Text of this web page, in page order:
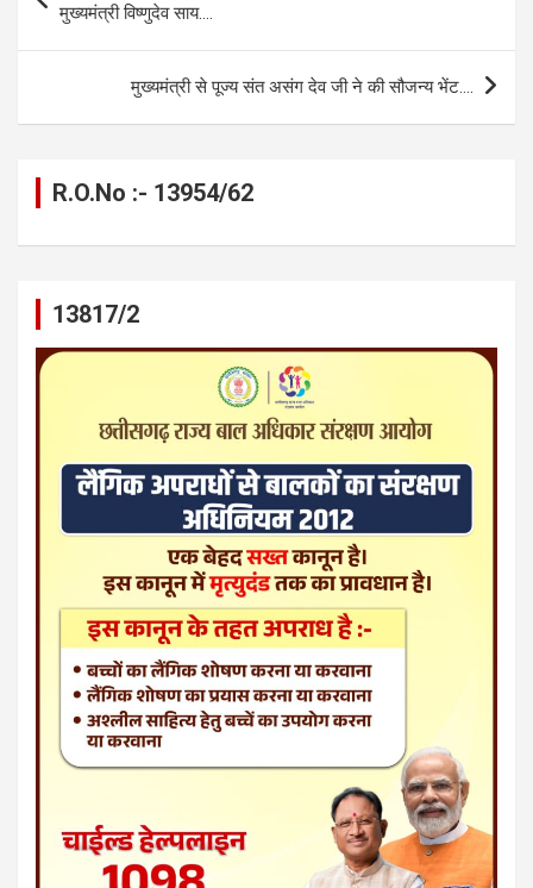
o
er p
p
m
k
navigation
मुख्यमंत्री विष्णुदेव साय….
मुख्यमंत्री से पूज्य संत असंग देव जी ने की सौजन्य भेंट….
R.O.No :- 13954/62
13817/2